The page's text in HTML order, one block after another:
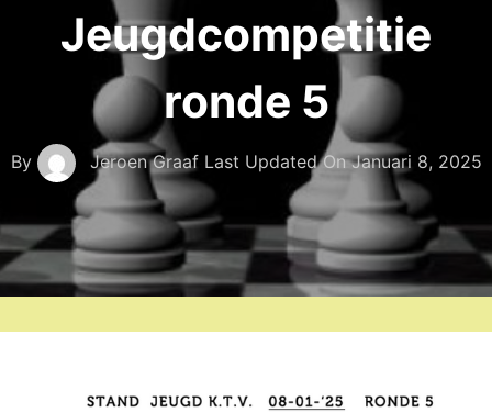
Jeugdcompetitie
ronde 5
By Jeroen Graaf Last Updated OnJanuari 8, 2025